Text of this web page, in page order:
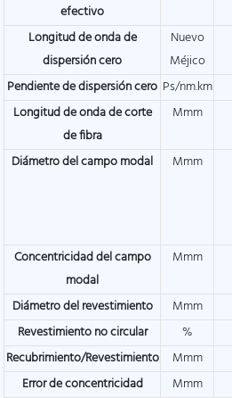
efectivo
Longitud de onda de
dispersión cero
Nuevo
Méjico
Pendiente de dispersión cero Ps/nm.km
Longitud de onda de corte
de fibra
Mmm
Diámetro del campo modal Mmm
Concentricidad del campo
modal
Mmm
Diámetro del revestimiento Mmm
Revestimiento no circular
%
Recubrimiento/Revestimiento
Mmm
Error de concentricidad
Mmm